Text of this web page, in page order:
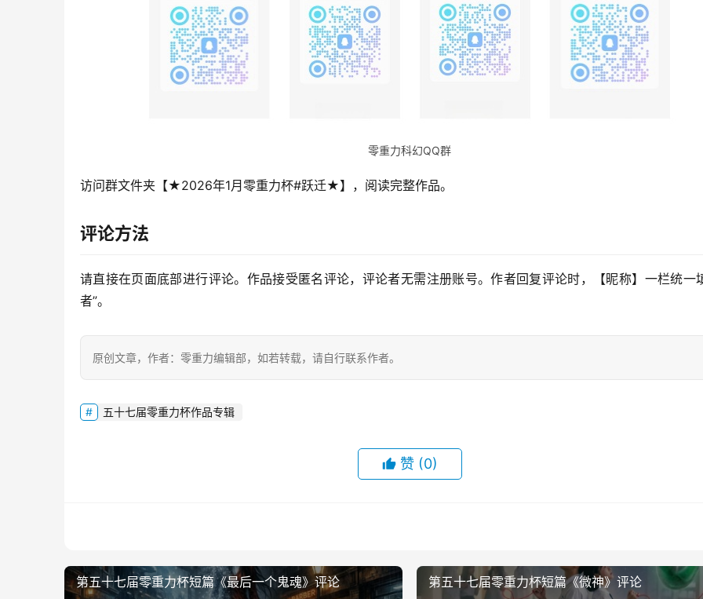
零重力科幻QQ群
访问群文件夹【★2026年1月零重力杯#跃迁★】，阅读完整作品。
评论方法
请直接在页面底部进行评论。作品接受匿名评论，评论者无需注册账号。作者回复评论时，【昵称】一栏统一
者”。
原创文章，作者：零重力编辑部，如若转载，请自行联系作者。
五十七届零重力杯作品专辑
赞 (0)
第五十七届零重力杯短篇《最后一个鬼魂》评论 第五十七届零重力杯短篇《微神》评论